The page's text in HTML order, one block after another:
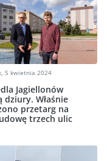
5 kwietnia 2024
Jagiellonów
dziury. Właśnie
przetarg na
trzech ulic